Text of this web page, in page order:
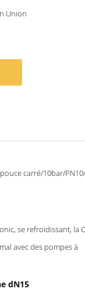
Union
carré/10bar/
se refroidissant, la
avec des pompes à
dN15